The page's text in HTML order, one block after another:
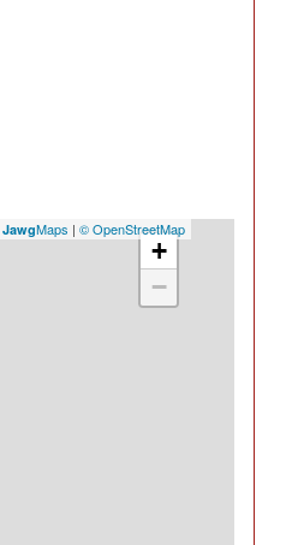
+
−
JawgMaps | © OpenStreetMap